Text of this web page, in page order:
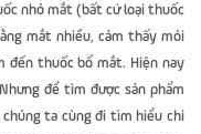
nhỏ mắt (bất cứ loại thuốc
mắt nhiều, cảm thấy mỏi
đến thuốc bổ mắt. Hiện nay
để tìm được sản phẩm
ta cùng đi tìm hiểu chi